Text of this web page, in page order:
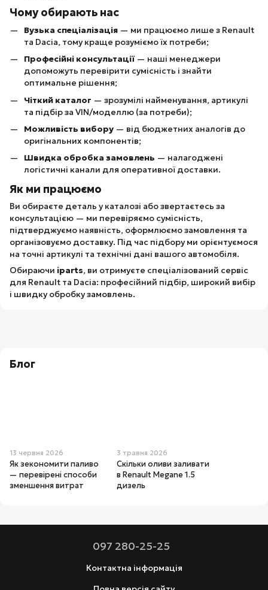
Чому обирають нас
Вузька спеціалізація — ми працюємо лише з Renault
та Dacia, тому краще розуміємо їх потреби;
Професійні консультації— наші менеджери
допоможуть перевірити сумісність і знайти
оптимальне рішення;
Чіткий каталог — зрозумілі найменування, артикулі
та підбір за VIN/моделлю (за потреби);
Можливість вибору — від бюджетних аналогів до
оригінальних компонентів;
Швидка обробка замовлень — налагоджені
логістичні канали для оперативної доставки.
Як ми працюємо
Ви обираєте деталь у каталозі або звертаєтесь за
консультацією — ми перевіряємо сумісність,
підтверджуємо наявність, оформлюємо замовлення та
організовуємо доставку. Під час підбору ми орієнтуємося
на точні артикулі та технічні дані вашого автомобіля.
Обираючи iparts, ви отримуєте спеціалізований сервіс
для Renault та Dacia: професійний підбір, широкий вибір
і швидку обробку замовлень.
Блог
13 червня 2026
Як зекономити паливо
— перевірені способи
зменшення витрат
3 травня 2026
Скільки оливи заливати
в Renault Megane 1.5
дизель
097 280-25-25
Контактна інформація